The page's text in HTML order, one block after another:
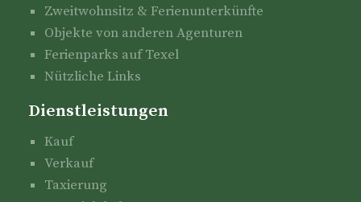
Zweitwohnsitz & Ferienunterkünfte
Objekte von anderen Agenturen
Ferienparks auf Texel
Nützliche Links
Dienstleistungen
Kauf
Verkauf
Taxierung